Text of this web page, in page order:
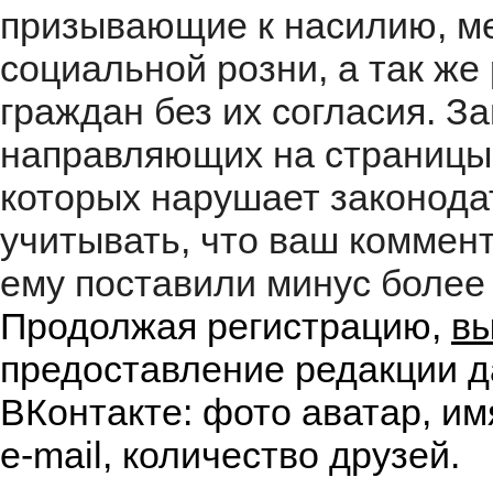
призывающие к насилию,
социальной розни, а так
граждан без их согласия.
направляющих на
которых нарушает
учитывать, что ваш
ему поставили минус
Продолжая регистрацию,
предоставление редакции
ВКонтакте: фото аватар,
e-mail, количество друзей.